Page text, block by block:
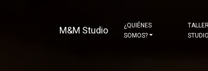
M&M Studio
¿QUIÉNES
SOMOS?
STUDIO